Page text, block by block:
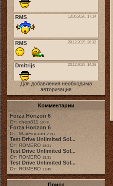
Для добавления необходима
авторизация
Комментарии
Forza Horizon 6
От: chep811 19:48
Forza Horizon 6
От: MaxFiorano 23:47
Test Drive Unlimited Sol...
От: ROMERO 18:31
Test Drive Unlimited Sol...
От: ROMERO 19:31
Test Drive Unlimited Sol...
От: ROMERO 11:49
Поиск